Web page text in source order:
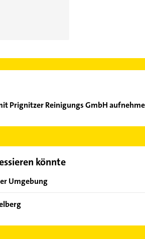
Prignitzer Reinigungs GmbH
könnte
Umgebung